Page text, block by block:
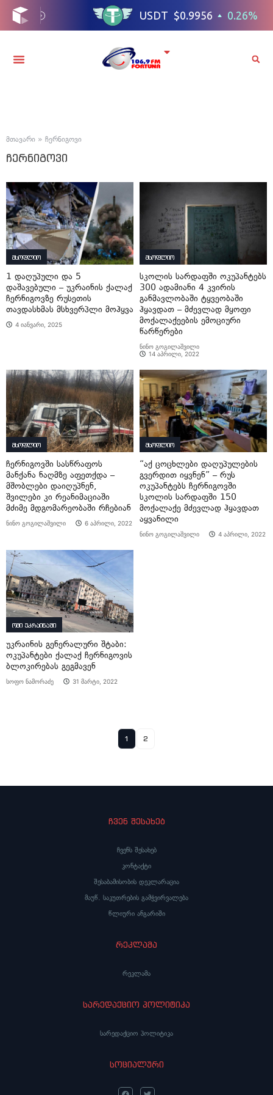
მთავარი » ჩერნიგოვი
ჩერნიგოვი
მსოფლიო
1 დაღუპული და 5
დაშავებული – უკრაინის ქალაქ
ჩერნიგოვზე რუსეთის
თავდასხმას მსხვერპლი მოჰყვა
4 იანვარი, 2025
მსოფლიო
სკოლის სარდაფში ოკუპანტებს
300 ადამიანი 4 კვირის
განმავლობაში ტყვეობაში
ჰყავდათ – მძევლად მყოფი
მოქალაქეების ემოციური
წარწერები
ნინო გოგილაშვილი
14 აპრილი, 2022
მსოფლიო
ჩერნიგოვში სასწრაფოს
მანქანა ნაღმზე აფეთქდა –
მშობლები დაიღუპნენ,
შვილები კი რეანიმაციაში
მძიმე მდგომარეობაში რჩებიან
ნინო გოგილაშვილი 6 აპრილი, 2022
მსოფლიო
“აქ ცოცხლები დაღუპულების
გვერდით იყვნენ” – რუს
ოკუპანტებს ჩერნიგოვში
სკოლის სარდაფში 150
მოქალაქე მძევლად ჰყავდათ
აყვანილი
ნინო გოგილაშვილი 4 აპრილი, 2022
ომი უკრაინაში
უკრაინის გენერალური შტაბი:
ოკუპანტები ქალაქ ჩერნიგოვის
ბლოკირებას გეგმავენ
სოფო ნამორაძე 31 მარტი, 2022
1 2
ჩვენ შესახებ
ჩვენს შესახებ
კონტაქტი
შესაბამისობის დეკლარაცია
მაუწ. საკუთრების გამჭვირვალება
წლიური ანგარიში
რეკლამა
რეკლამა
სარედაქციო პოლიტიკა
სარედაქციო პოლიტიკა
სოციალური